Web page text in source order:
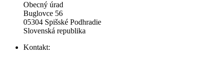
Obecný úrad
Buglovce 56
05304 Spišské Podhradie
Slovenská republika
Kontakt: